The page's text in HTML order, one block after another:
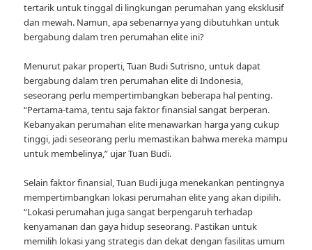
tertarik untuk tinggal di lingkungan perumahan yang eksklusif
dan mewah. Namun, apa sebenarnya yang dibutuhkan untuk
bergabung dalam tren perumahan elite ini?
Menurut pakar properti, Tuan Budi Sutrisno, untuk dapat
bergabung dalam tren perumahan elite di Indonesia,
seseorang perlu mempertimbangkan beberapa hal penting.
“Pertama-tama, tentu saja faktor finansial sangat berperan.
Kebanyakan perumahan elite menawarkan harga yang cukup
tinggi, jadi seseorang perlu memastikan bahwa mereka mampu
untuk membelinya,” ujar Tuan Budi.
Selain faktor finansial, Tuan Budi juga menekankan pentingnya
mempertimbangkan lokasi perumahan elite yang akan dipilih.
“Lokasi perumahan juga sangat berpengaruh terhadap
kenyamanan dan gaya hidup seseorang. Pastikan untuk
memilih lokasi yang strategis dan dekat dengan fasilitas umum